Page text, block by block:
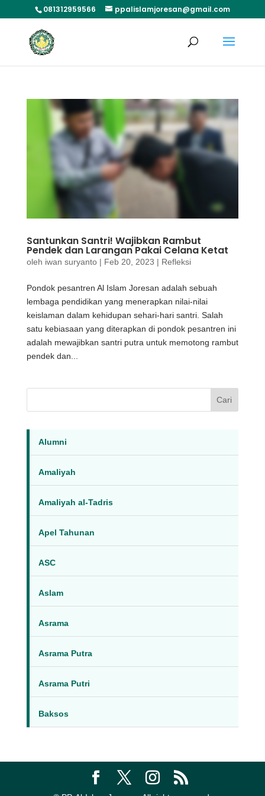
081312959566 ppalislamjoresan@gmail.com
Santunkan Santri! Wajibkan Rambut
Pendek dan Larangan Pakai Celana Ketat
oleh iwan suryanto| Feb 20, 2023 | Refleksi
Pondok pesantren Al Islam Joresan adalah sebuah
lembaga pendidikan yang menerapkan nilai-nilai
keislaman dalam kehidupan sehari-hari santri. Salah
satu kebiasaan yang diterapkan di pondok pesantren ini
adalah mewajibkan santri putra untuk memotong rambut
pendek dan...
Cari
Alumni
Amaliyah
Amaliyah al-Tadris
Apel Tahunan
ASC
Aslam
Asrama
Asrama Putra
Asrama Putri
Baksos